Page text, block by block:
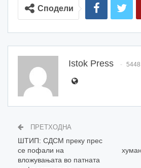
Сподели
Istok Press 5448
ПРЕТХОДНА
ШТИП: СДСМ преку прес
се пофали на
вложувањата во патната